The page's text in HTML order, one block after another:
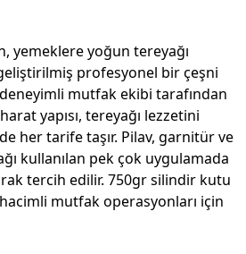
yemeklere yoğun tereyağı
profesyonel bir çeşni
mutfak ekibi tarafından
yapısı, tereyağı lezzetini
her tarife taşır. Pilav, garnitür ve
kullanılan pek çok uygulamada
tercih edilir. 750gr silindir kutu
mutfak operasyonları için